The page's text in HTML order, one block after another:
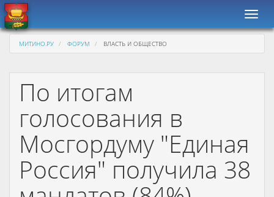
МИТИНО.РУ ФОРУМ ВЛАСТЬ И ОБЩЕСТВО
По итогам
голосования в
Мосгордуму "Единая
Россия" получила 38